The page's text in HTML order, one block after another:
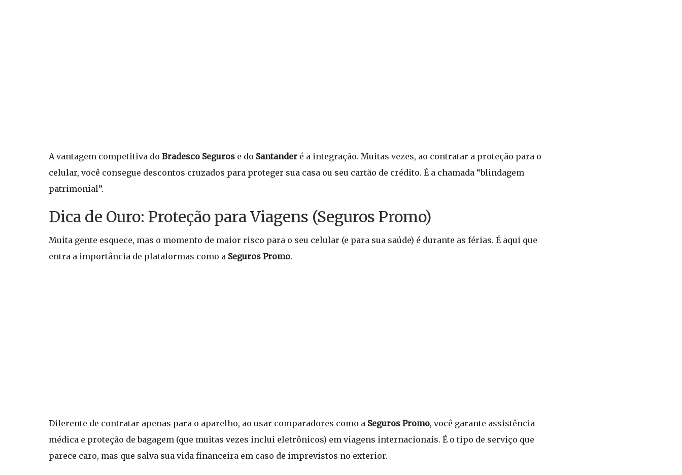
A vantagem competitiva do Bradesco Seguros e do Santander é a integração. Muitas vezes, ao contratar a proteção para o
celular, você consegue descontos cruzados para proteger sua casa ou seu cartão de crédito. É a chamada “blindagem
patrimonial”.
Dica de Ouro: Proteção para Viagens (Seguros Promo)
Muita gente esquece, mas o momento de maior risco para o seu celular (e para sua saúde) é durante as férias. É aqui que
entra a importância de plataformas como a Seguros Promo.
Diferente de contratar apenas para o aparelho, ao usar comparadores como a Seguros Promo, você garante assistência
médica e proteção de bagagem (que muitas vezes inclui eletrônicos) em viagens internacionais. É o tipo de serviço que
parece caro, mas que salva sua vida financeira em caso de imprevistos no exterior.